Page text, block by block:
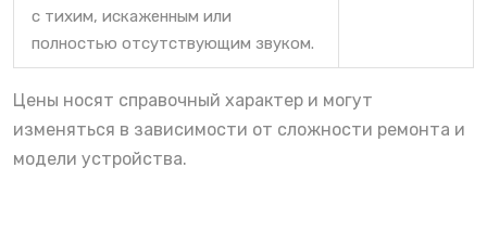
с тихим, искаженным или
полностью отсутствующим звуком.
Цены носят справочный характер и могут
изменяться в зависимости от сложности ремонта и
модели устройства.